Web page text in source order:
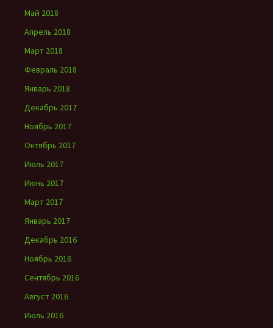
Май 2018
Апрель 2018
Март 2018
Февраль 2018
Январь 2018
Декабрь 2017
Ноябрь 2017
Октябрь 2017
Июль 2017
Июнь 2017
Март 2017
Январь 2017
Декабрь 2016
Ноябрь 2016
Сентябрь 2016
Август 2016
Июль 2016